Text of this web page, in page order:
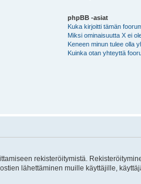
phpBB -asiat
Kuka kirjoitti tämän
Miksi ominaisuutta X ei
Keneen minun tulee olla
Kuinka otan yhteyttä
rekisteröitymistä.
lähettäminen muille käyttäjille,